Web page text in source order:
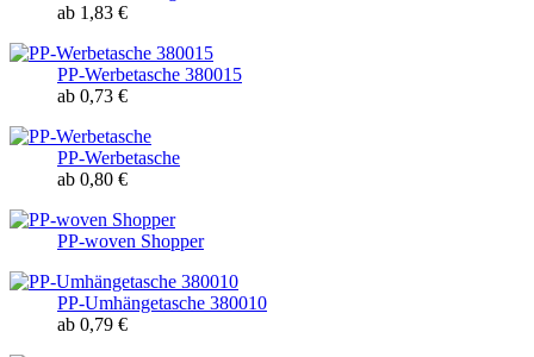
ab 1,83 €
PP-Werbetasche 380015
ab 0,73 €
PP-Werbetasche
ab 0,80 €
PP-woven Shopper
PP-Umhängetasche 380010
ab 0,79 €